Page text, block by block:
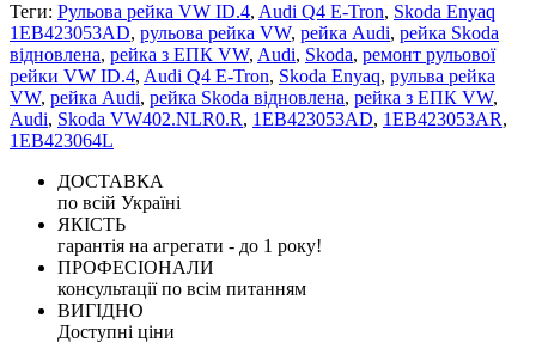
Теги: Рульова рейка VW ID.4, Audi Q4 E-Tron, Skoda Enyaq
1EB423053AD, рульова рейка VW, рейка Audi, рейка Skoda
відновлена, рейка з ЕПК VW, Audi, Skoda, ремонт рульової
рейки VW ID.4, Audi Q4 E-Tron, Skoda Enyaq, рульва рейка
VW, рейка Audi, рейка Skoda відновлена, рейка з ЕПК VW,
Audi, Skoda VW402.NLR0.R, 1EB423053AD, 1EB423053AR,
1EB423064L
ДОСТАВКА
по всій Україні
ЯКІСТЬ
гарантія на агрегати - до 1 року!
ПРОФЕСІОНАЛИ
консультації по всім питанням
ВИГІДНО
Доступні ціни